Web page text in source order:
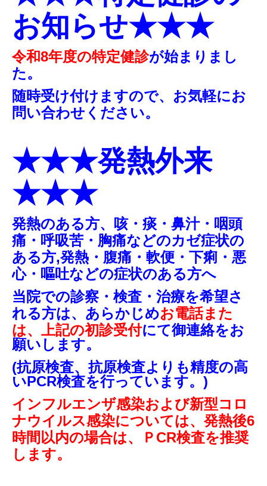
お知らせ★★★
令和8年度の特定健診が始まりまし
た。
随時受け付けますので、お気軽にお
問い合わせください。
★★★発熱外来
★★★
発熱のある方、咳・痰・鼻汁・咽頭
痛・呼吸苦・胸痛などのカゼ症状の
ある方,発熱・腹痛・軟便・下痢・悪
心・嘔吐などの症状のある方へ
当院での診察・検査・治療を希望さ
れる方は、あらかじめお電話また
は、上記の初診受付にて御連絡をお
願いします。
(抗原検査、抗原検査よりも精度の高
いPCR検査を行っています。)
インフルエンザ感染および新型コロ
ナウイルス感染については、発熱後6
時間以内の場合は、ＰCR検査を推奨
します。